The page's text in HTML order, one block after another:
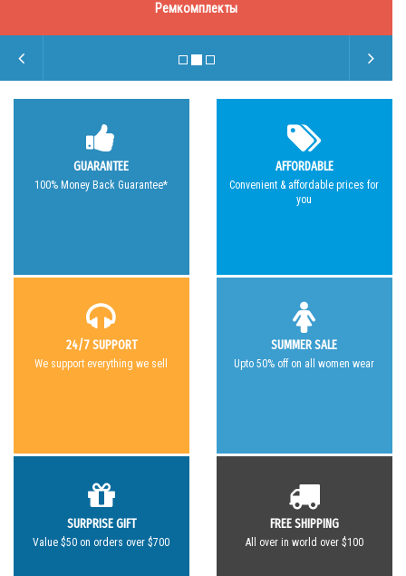
Ремкомплекты
GUARANTEE
100% Money Back Guarantee*
AFFORDABLE
Convenient & affordable prices for
you
24/7 SUPPORT
We support everything we sell
SUMMER SALE
Upto 50% off on all women wear
SURPRISE GIFT
Value $50 on orders over $700
FREE SHIPPING
All over in world over $100